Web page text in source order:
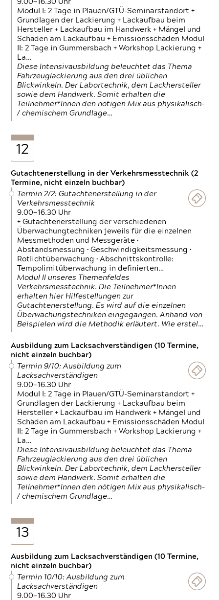
9.00—16.30 Uhr
Modul I: 2 Tage in Plauen/GTÜ-Seminarstandort +
Grundlagen der Lackierung + Lackaufbau beim
Hersteller + Lackaufbau im Handwerk + Mängel und
Schäden am Lackaufbau + Emissionsschäden Modul
II: 2 Tage in Gummersbach + Workshop Lackierung +
La…
Diese Intensivausbildung beleuchtet das Thema
Fahrzeuglackierung aus den drei üblichen
Blickwinkeln. Der Labortechnik, dem Lackhersteller
sowie dem Handwerk. Somit erhalten die
Teilnehmer*Innen den nötigen Mix aus physikalisch-
/ chemischem Grundlage…
12
Gutachtenerstellung in der Verkehrsmesstechnik (2
Termine, nicht einzeln buchbar)
Termin 2/2: Gutachtenerstellung in der
Verkehrsmesstechnik
9.00—16.30 Uhr
+ Gutachtenerstellung der verschiedenen
Überwachungtechniken jeweils für die einzelnen
Messmethoden und Messgeräte •
Abstandsmessung • Geschwindigkeitsmessung •
Rotlichtüberwachung • Abschnittskontrolle:
Tempolimitüberwachung in definierten…
Modul II unseres Themenfeldes
Verkehrsmesstechnik. Die Teilnehmer*Innen
erhalten hier Hilfestellungen zur
Gutachtenerstellung. Es wird auf die einzelnen
Überwachungstechniken eingegangen. Anhand von
Beispielen wird die Methodik erläutert. Wie erstel…
Ausbildung zum Lacksachverständigen (10 Termine,
nicht einzeln buchbar)
Termin 9/10: Ausbildung zum
Lacksachverständigen
9.00—16.30 Uhr
Modul I: 2 Tage in Plauen/GTÜ-Seminarstandort +
Grundlagen der Lackierung + Lackaufbau beim
Hersteller + Lackaufbau im Handwerk + Mängel und
Schäden am Lackaufbau + Emissionsschäden Modul
II: 2 Tage in Gummersbach + Workshop Lackierung +
La…
Diese Intensivausbildung beleuchtet das Thema
Fahrzeuglackierung aus den drei üblichen
Blickwinkeln. Der Labortechnik, dem Lackhersteller
sowie dem Handwerk. Somit erhalten die
Teilnehmer*Innen den nötigen Mix aus physikalisch-
/ chemischem Grundlage…
13
Ausbildung zum Lacksachverständigen (10 Termine,
nicht einzeln buchbar)
Termin 10/10: Ausbildung zum
Lacksachverständigen
9.00—16.30 Uhr